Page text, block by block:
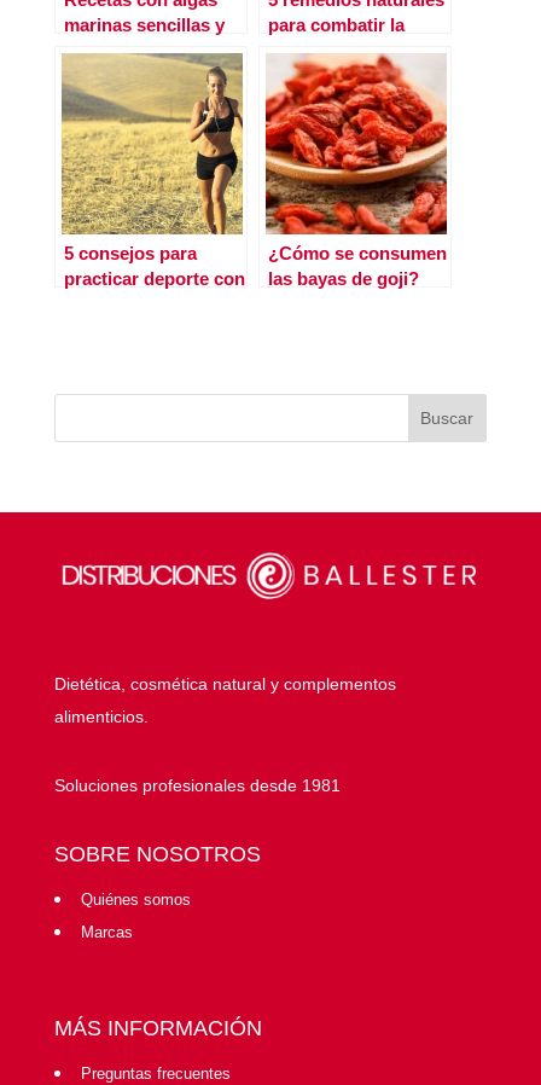
marinas sencillas y
sabrosas
para combatir la
alergia primavera
5 consejos para
practicar deporte con
¿Cómo se consumen
las bayas de goji?
Dietética, cosmética natural y complementos
alimenticios.
Soluciones profesionales desde 1981
SOBRE NOSOTROS
Quiénes somos
Marcas
MÁS INFORMACIÓN
Preguntas frecuentes